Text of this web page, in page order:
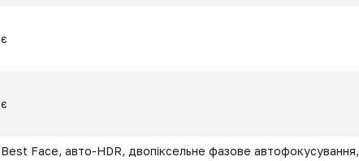
є
є
Best Face, авто-HDR, двопіксельне фазове автофокусування,